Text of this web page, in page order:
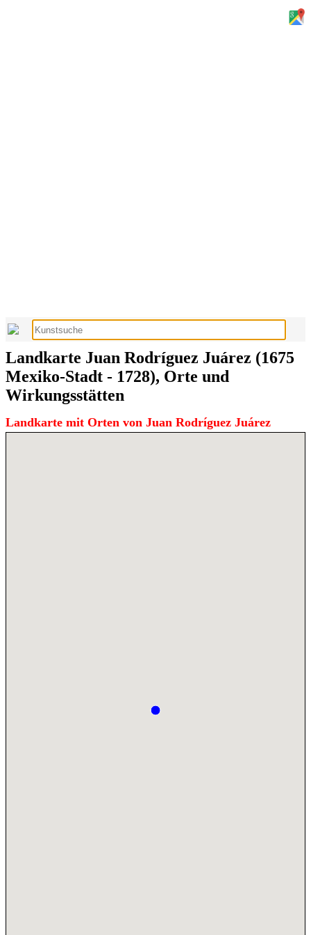
Landkarte Juan Rodríguez Juárez (1675
Mexiko-Stadt - 1728), Orte und
Wirkungsstätten
Landkarte mit Orten von Juan Rodríguez Juárez